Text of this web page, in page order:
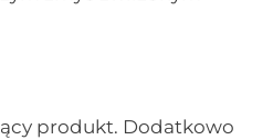
produkt. Dodatkowo